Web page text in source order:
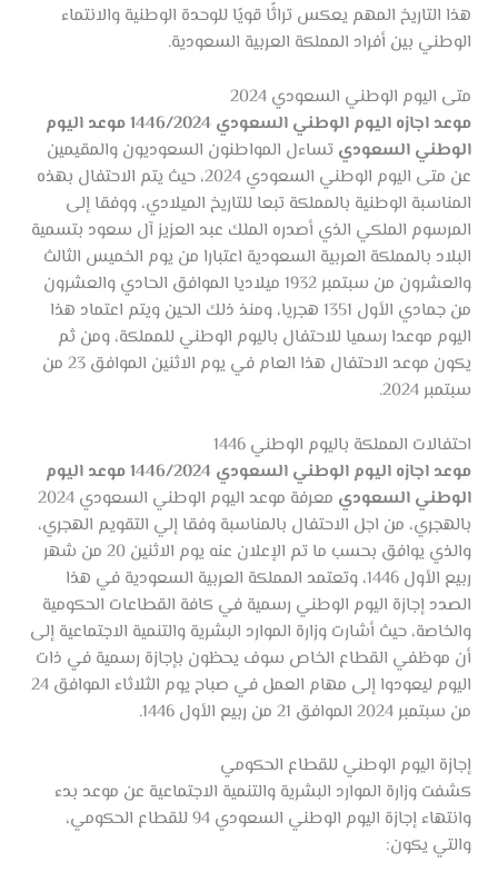
هذا التاريخ المهم يعكس تراثًا قويًا للوحدة الوطنية والانتماء
الوطني بين أفراد المملكة العربية السعودية.
متى اليوم الوطني السعودي 2024
موعد اجازه اليوم الوطني السعودي 1446/2024 موعد اليوم
الوطني السعودي تساءل المواطنون السعوديون والمقيمين
عن متى اليوم الوطني السعودي 2024، حيث يتم الاحتفال بهذه
المناسبة الوطنية بالمملكة تبعا للتاريخ الميلادي، ووفقا إلى
المرسوم الملكي الذي أصدره الملك عبد العزيز آل سعود بتسمية
البلاد بالمملكة العربية السعودية اعتبارا من يوم الخميس الثالث
والعشرون من سبتمبر 1932 ميلاديا الموافق الحادي والعشرون
من جمادي الأول 1351 هجريا، ومنذ ذلك الحين ويتم اعتماد هذا
اليوم موعدا رسميا للاحتفال باليوم الوطني للمملكة، ومن ثم
يكون موعد الاحتفال هذا العام في يوم الاثنين الموافق 23 من
سبتمبر 2024.
احتفالات المملكة باليوم الوطني 1446
موعد اجازه اليوم الوطني السعودي 1446/2024 موعد اليوم
الوطني السعودي
معرفة موعد اليوم الوطني السعودي 2024
بالهجري، من اجل الاحتفال بالمناسبة وفقا إلي التقويم الهجري،
والذي يوافق بحسب ما تم الإعلان عنه يوم الاثنين 20 من شهر
ربيع الأول 1446، وتعتمد المملكة العربية السعودية في هذا
الصدد إجازة اليوم الوطني رسمية في كافة القطاعات الحكومية
والخاصة، حيث أشارت وزارة الموارد البشرية والتنمية الاجتماعية إلى
أن موظفي القطاع الخاص سوف يحظون بإجازة رسمية في ذات
اليوم ليعودوا إلى مهام العمل في صباح يوم الثلاثاء الموافق 24
من سبتمبر 2024 الموافق 21 من ربيع الأول 1446.
إجازة اليوم الوطني للقطاع الحكومي
كشفت وزارة الموارد البشرية والتنمية الاجتماعية عن موعد بدء
وانتهاء إجازة اليوم الوطني السعودي 94 للقطاع الحكومي،
والتي يكون: